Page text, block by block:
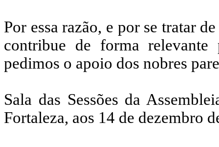
Por essa razão, e por se tratar
contribue de forma relevante
pedimos o apoio dos nobres
Sala das Sessões da
Fortaleza, aos 14 de dezembro